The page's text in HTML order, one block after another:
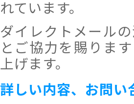
れています。
ダイレクトメール
とご協力を賜りま
上げます。
詳しい内容、お問い